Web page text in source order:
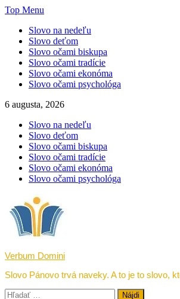
Skip
content
Top Menu
Slovo na nedeľu
Slovo deťom
Slovo očami biskupa
Slovo očami tradície
Slovo očami ekonóma
Slovo očami psychológa
6 augusta, 2026
Slovo na nedeľu
Slovo deťom
Slovo očami biskupa
Slovo očami tradície
Slovo očami ekonóma
Slovo očami psychológa
Verbum Domini
Slovo Pánovo trvá naveky. A to je to slovo,
Hľadať: